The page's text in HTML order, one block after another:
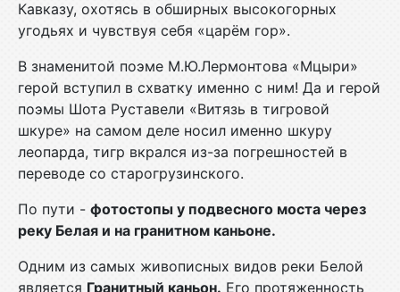
Кавказу, охотясь в обширных высокогорных
угодьях и чувствуя себя «царём гор».
В знаменитой поэме М.Ю.Лермонтова «Мцыри»
герой вступил в схватку именно с ним! Да и герой
поэмы Шота Руставели «Витязь в тигровой
шкуре» на самом деле носил именно шкуру
леопарда, тигр вкрался из-за погрешностей в
переводе со старогрузинского.
По пути - фотостопы у подвесного моста через
реку Белая и на гранитном каньоне.
Одним из самых живописных видов реки Белой
является Гранитный каньон. Его протяженность